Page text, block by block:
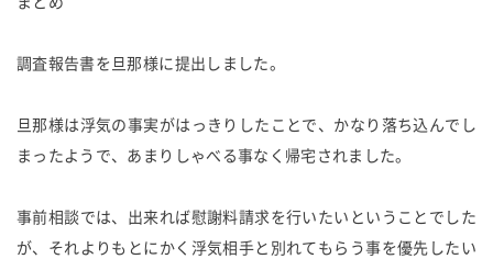
調査報告書を旦那様に提出しました。
旦那様は浮気の事実がはっきりしたことで、かなり落ち込んでし
まったようで、あまりしゃべる事なく帰宅されました。
事前相談では、出来れば慰謝料請求を行いたいということでした
が、それよりもとにかく浮気相手と別れてもらう事を優先したい